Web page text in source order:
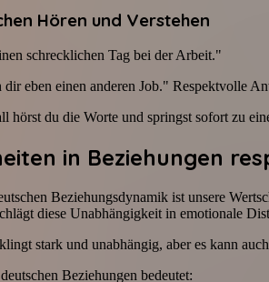
Hören und Verstehen
schrecklichen Tag bei der Arbeit."
eben einen anderen Job." Respektvolle
hörst du die Worte und springst sofort zu
in Beziehungen
Beziehungsdynamik ist unsere
diese Unabhängigkeit in emotionale
stark und unabhängig, aber es kann
Beziehungen bedeutet: